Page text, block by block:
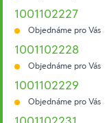
1001102227
Objednáme pro Vás
1001102228
Objednáme pro Vás
1001102229
Objednáme pro Vás